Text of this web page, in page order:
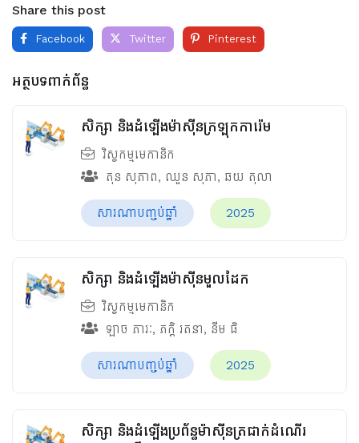
Share this post
Facebook Twitter Pinterest
អត្ថបទពាក់ព័ន្ធ
សិក្សា និងដំឡើងម៉ាស៊ីនក្រឡុកការ៉េម
វិស្វកម្មមេកានិក
តុន សុភាព, ឈួន សុភា, ឆយ តុលា
សារណាបញ្ចប់ឆ្នាំ 2025
សិក្សា និងដំឡើងម៉ាស៊ីនមួលដែក
វិស្វកម្មមេកានិក
ឡាច ភារៈ, ភក្ដិ រតនា, នីម ធិ
សារណាបញ្ចប់ឆ្នាំ 2025
សិក្សា និងដំឡើងប្រព័ន្ធម៉ាស៊ីនត្រជាក់ដំណើរ